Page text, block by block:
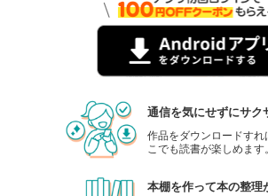
通信を気にせずにサク
作品をダウンロードす
こでも読書が楽しめます。
本棚を作って本の整理